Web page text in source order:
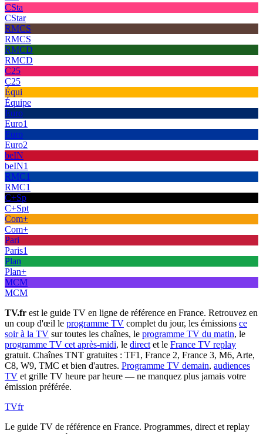
CSta
CStar
RMCS
RMCS
RMCD
RMCD
C25
C25
Équi
Équipe
Euro
Euro1
Euro
Euro2
beIN
beIN1
RMC1
RMC1
C+Sp
C+Spt
Com+
Com+
Pari
Paris1
Plan
Plan+
MCM
MCM
TV.fr est le guide TV en ligne de référence en France. Retrouvez en
un coup d'œil le programme TV complet du jour, les émissions ce
soir à la TV sur toutes les chaînes, le programme TV du matin, le
programme TV cet après-midi, le direct et le France TV replay
gratuit. Chaînes TNT gratuites : TF1, France 2, France 3, M6, Arte,
C8, W9, TMC et bien d'autres. Programme TV demain, audiences
TV et grille TV heure par heure — ne manquez plus jamais votre
émission préférée.
TVfr
Le guide TV de référence en France. Programmes, direct et replay